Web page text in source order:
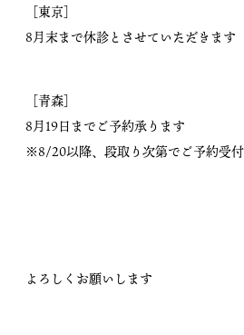
［東京］
8月末まで休診とさせていただきます
［青森］
8月19日までご予約承ります
※8/20以降、段取り次第でご予約受
よろしくお願いします